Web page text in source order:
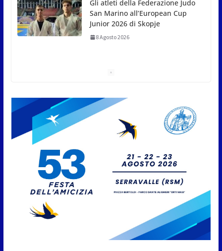
grande scultore Marcello
Sgattoni
San Marino Academy.
Femminile: quattro Primavera
aggregate alla Prima Squadra
San Marino. “Cena Tramonto &
Live” una serata di
divertimento, arte, buona
cucina e solidarietà, a Faetano.
Con la firma e la regia di
8 Agosto 2026